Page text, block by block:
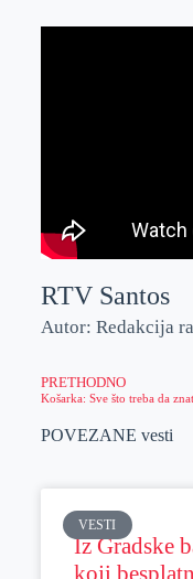
RTV Santos
Autor: Redakcija
PRETHODNO
POVEZANE vesti
VESTI
Iz Gradske
koji